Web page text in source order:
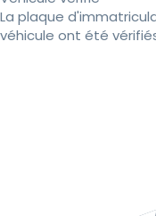
La plaque
véhicule ont été